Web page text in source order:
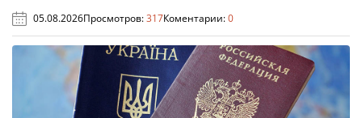
05.08.2026Просмотров:317Коментарии:0